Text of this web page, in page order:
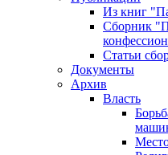
Из книг
Сборник
Статьи
Документы
Архив
Власть